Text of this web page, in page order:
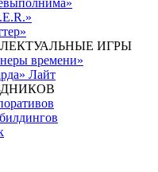
ИГРЫ
времени»
Лайт